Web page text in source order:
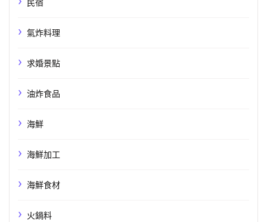
民宿
氣炸料理
求婚景點
油炸食品
海鮮
海鮮加工
海鮮食材
火鍋料